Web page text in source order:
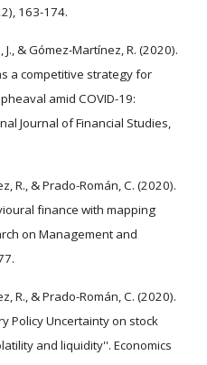
163-174.
J., & Gómez-Martínez, R. (2020).
a competitive strategy for
amid COVID-19:
Journal of Financial Studies,
R., & Prado-Román, C. (2020).
finance with mapping
on Management and
R., & Prado-Román, C. (2020).
Policy Uncertainty on stock
and liquidity''. Economics